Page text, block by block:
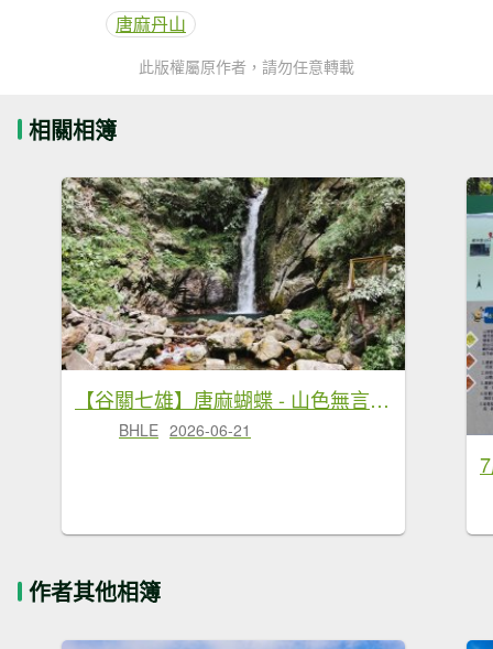
唐麻丹山
此版權屬原作者，請勿任意轉載
相關相簿
【谷關七雄】唐麻蝴蝶 - 山色無言，水自奔流
BHLE 2026-06-21
作者其他相簿